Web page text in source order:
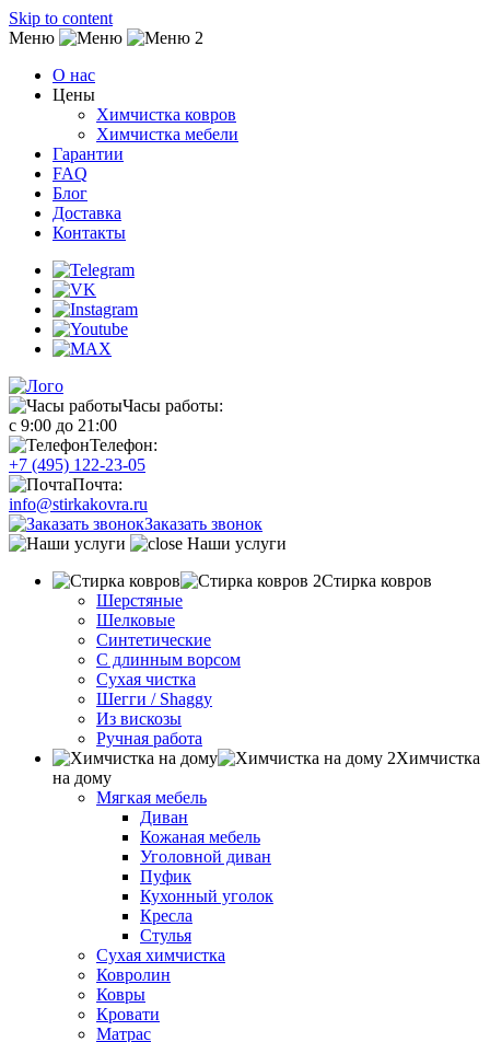
Skip to content
Меню
О нас
Цены
Химчистка ковров
Химчистка мебели
Гарантии
FAQ
Блог
Доставка
Контакты
Часы работы:
с 9:00 до 21:00
Телефон:
+7 (495) 122-23-05
Почта:
info@stirkakovra.ru
Заказать звонок
Наши услуги
Стирка ковров
Шерстяные
Шелковые
Синтетические
С длинным ворсом
Сухая чистка
Шегги / Shaggy
Из вискозы
Ручная работа
Химчистка
на дому
Мягкая мебель
Диван
Кожаная мебель
Уголовной диван
Пуфик
Кухонный уголок
Кресла
Стулья
Сухая химчистка
Ковролин
Ковры
Кровати
Матрас